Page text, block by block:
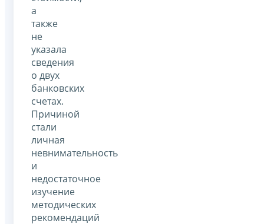
а
также
не
указала
сведения
о двух
банковских
счетах.
Причиной
стали
личная
невнимательность
и
недостаточное
изучение
методических
рекомендаций